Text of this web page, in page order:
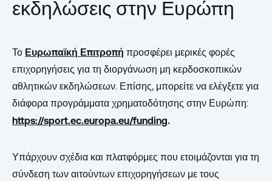
εκδηλώσεις στην Ευρώπη
Το Ευρωπαϊκή Επιτροπή προσφέρει μερικές φορές
επιχορηγήσεις για τη διοργάνωση μη κερδοσκοπικών
αθλητικών εκδηλώσεων. Επίσης, μπορείτε να ελέγξετε για
διάφορα προγράμματα χρηματοδότησης στην Ευρώπη:
https://sport.ec.europa.eu/funding.
Υπάρχουν σχέδια και πλατφόρμες που ετοιμάζονται για τη
σύνδεση των αιτούντων επιχορηγήσεων με τους